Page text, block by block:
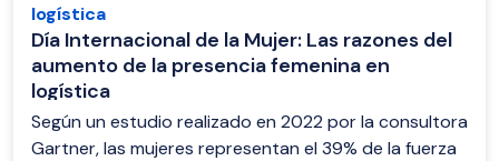
logística
Día Internacional de la Mujer: Las razones del
aumento de la presencia femenina en
logística
Según un estudio realizado en 2022 por la consultora
Gartner, las mujeres representan el 39% de la fuerza